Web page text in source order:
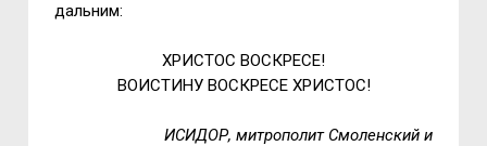
дальним:
ХРИСТОС ВОСКРЕСЕ!
ВОИСТИНУ ВОСКРЕСЕ ХРИСТОС!
ИСИДОР, митрополит Смоленский и